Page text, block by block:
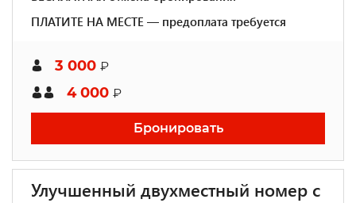
ПЛАТИТЕ НА МЕСТЕ — предоплата требуется
3 000 ₽
4 000 ₽
Бронировать
Улучшенный двухместный номер с